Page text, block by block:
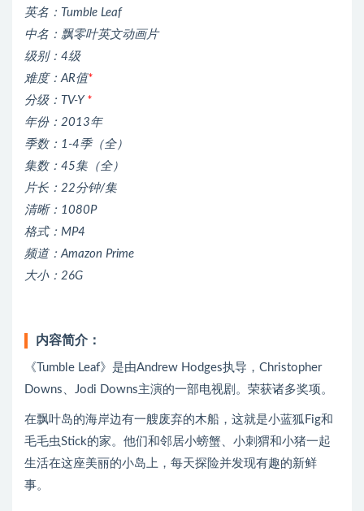
英名：Tumble Leaf
中名：飘零叶英文动画片
级别：4级
难度：AR值*
分级：TV-Y *
年份：2013年
季数：1-4季（全）
集数：45集（全）
片长：22分钟/集
清晰：1080P
格式：MP4
频道：Amazon Prime
大小：26G
内容简介：
《Tumble Leaf》是由Andrew Hodges执导，Christopher
Downs、Jodi Downs主演的一部电视剧。荣获诸多奖项。
在飘叶岛的海岸边有一艘废弃的木船，这就是小蓝狐Fig和
毛毛虫Stick的家。他们和邻居小螃蟹、小刺猬和小猪一起
生活在这座美丽的小岛上，每天探险并发现有趣的新鲜
事。